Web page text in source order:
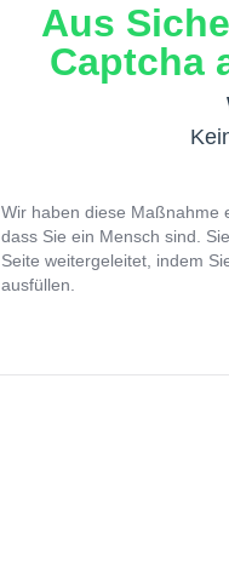
Aus
Captcha
Wir haben diese Maßnahme
dass Sie ein Mensch sind.
Seite weitergeleitet, indem
ausfüllen.